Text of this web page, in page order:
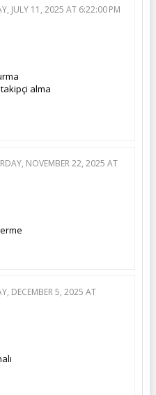
JULY 11, 2025 AT 6:22:00 PM
alma
NOVEMBER 22, 2025 AT
DECEMBER 5, 2025 AT